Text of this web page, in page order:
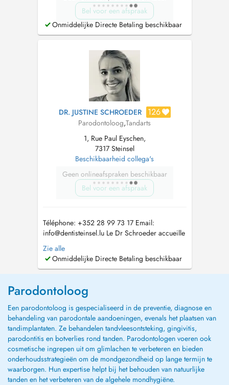
Bel voor een afspraak
Onmiddelijke Directe Betaling beschikbaar
DR. JUSTINE SCHROEDER 126
Parodontoloog,Tandarts
1, Rue Paul Eyschen,
7317 Steinsel
Beschikbaarheid collega's
Geen onlineafspraken beschikbaar
Bel voor een afspraak
Téléphone: +352 28 99 73 17 Email:
info@dentisteinsel.luLe Dr Schroeder accueille
enfants et adultes au sein du cabinet pour la
prise en charge personnalisée de leurs soins
dentaires. Diplômée en chirurgie dentaire à
ans en médecine bucco-den...
Zie alle
Onmiddelijke Directe Betaling beschikbaar
Parodontoloog
Een parodontoloog is gespecialiseerd in de preventie, diagnose en
behandeling van parodontale aandoeningen, evenals het plaatsen van
tandimplantaten. Ze behandelen tandvleesontsteking, gingivitis,
parodontitis en botverlies rond tanden. Parodontologen voeren ook
cosmetische ingrepen uit om glimlachen te verbeteren en bieden
onderhoudsstrategieën om de mondgezondheid op lange termijn te
waarborgen. Hun expertise helpt bij het behouden van natuurlijke
tanden en het verbeteren van de algehele mondhygiëne.